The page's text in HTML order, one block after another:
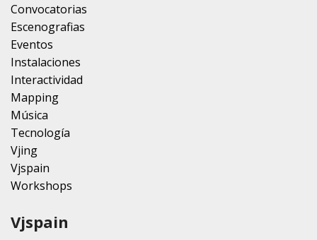
Convocatorias
Escenografias
Eventos
Instalaciones
Interactividad
Mapping
Música
Tecnología
Vjing
Vjspain
Workshops
Vjspain